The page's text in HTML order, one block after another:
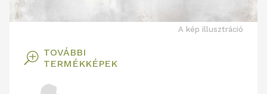
A kép illusztráció
T TOVÁBBI
TERMÉKKÉPEK